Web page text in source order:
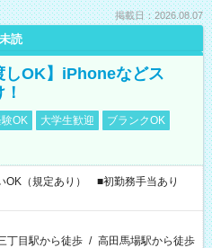
掲載日：2026.08.07
未読
しOK】iPhoneなどス
OK 大学生歓迎
ブランクOK
（規定あり） ■初勤務手当あり
丁目駅から徒歩 / 高田馬場駅から徒歩